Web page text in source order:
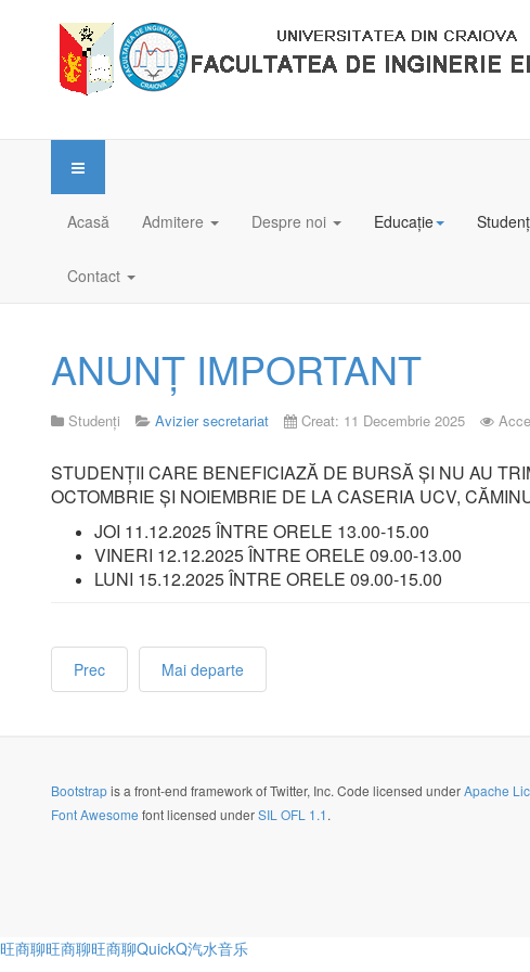
Acasă Admitere Despre noi Educație
Contact
ANUNȚ IMPORTANT
Studenți Avizier secretariat Creat: 11 Decembrie 2025
STUDENȚII CARE BENEFICIAZĂ DE BURSĂ ȘI NU AU
OCTOMBRIE ȘI NOIEMBRIE DE LA CASERIA UCV,
JOI 11.12.2025 ÎNTRE ORELE 13.00-15.00
VINERI 12.12.2025 ÎNTRE ORELE 09.00-13.00
LUNI 15.12.2025 ÎNTRE ORELE 09.00-15.00
Prec Mai departe
Bootstrapis a front-end framework of Twitter, Inc. Code licensed underApache
Font Awesome font licensed underSIL OFL 1.1.
旺商聊旺商聊旺商聊QuickQ汽水音乐